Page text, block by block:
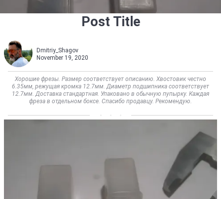
Post Title
Dmitriy_Shagov
November 19, 2020
Хорошие фрезы. Размер соответствует описанию. Хвостовик честно
6.35мм, режущая кромка 12.7мм. Диаметр подшипника соответствует
12.7мм. Доставка стандартная. Упаковано в обычную пупырку. Каждая
фреза в отдельном боксе. Спасибо продавцу. Рекомендую.